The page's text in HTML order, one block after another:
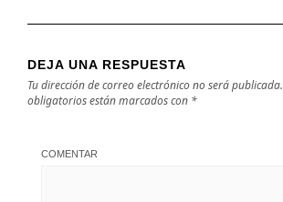
DEJA UNA RESPUESTA
Tu dirección de correo electrónico no será publicada.
obligatorios están marcados con *
COMENTAR